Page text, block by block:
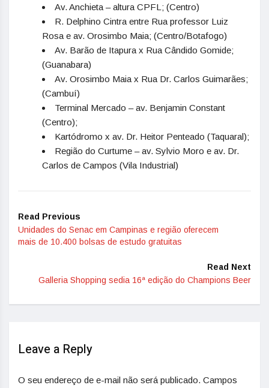
Av. Anchieta – altura CPFL; (Centro)
R. Delphino Cintra entre Rua professor Luiz
Rosa e av. Orosimbo Maia; (Centro/Botafogo)
Av. Barão de Itapura x Rua Cândido Gomide;
(Guanabara)
Av. Orosimbo Maia x Rua Dr. Carlos Guimarães;
(Cambuí)
Terminal Mercado – av. Benjamin Constant
(Centro);
Kartódromo x av. Dr. Heitor Penteado (Taquaral);
Região do Curtume – av. Sylvio Moro e av. Dr.
Carlos de Campos (Vila Industrial)
Read Previous
Unidades do Senac em Campinas e região oferecem
mais de 10.400 bolsas de estudo gratuitas
Read Next
Galleria Shopping sedia 16ª edição do Champions Beer
Leave a Reply
O seu endereço de e-mail não será publicado. Campos